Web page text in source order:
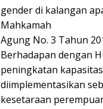
gender di kalangan
Mahkamah
Agung No. 3 Tahun
Berhadapan dengan
peningkatan
diimplementasikan
kesetaraan